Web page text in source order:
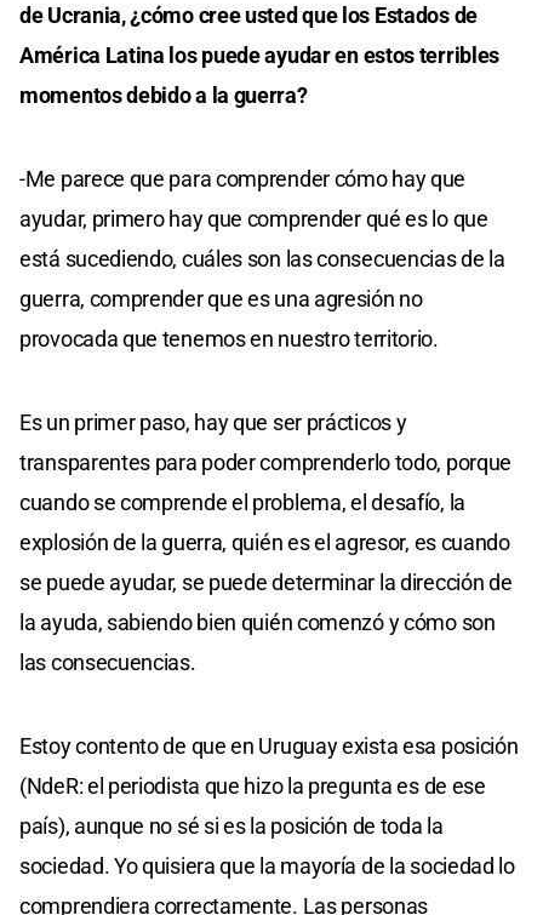
de Ucrania, ¿cómo cree usted que los Estados de
América Latina los puede ayudar en estos terribles
momentos debido a la guerra?
-Me parece que para comprender cómo hay que
ayudar, primero hay que comprender qué es lo que
está sucediendo, cuáles son las consecuencias de la
guerra, comprender que es una agresión no
provocada que tenemos en nuestro territorio.
Es un primer paso, hay que ser prácticos y
transparentes para poder comprenderlo todo, porque
cuando se comprende el problema, el desafío, la
explosión de la guerra, quién es el agresor, es cuando
se puede ayudar, se puede determinar la dirección de
la ayuda, sabiendo bien quién comenzó y cómo son
las consecuencias.
Estoy contento de que en Uruguay exista esa posición
(NdeR: el periodista que hizo la pregunta es de ese
país), aunque no sé si es la posición de toda la
sociedad. Yo quisiera que la mayoría de la sociedad lo
comprendiera correctamente. Las personas